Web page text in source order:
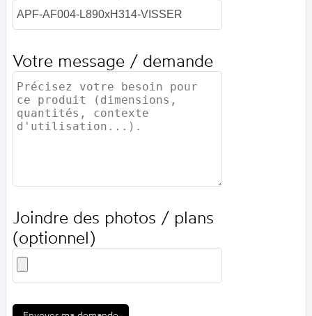
Votre message / demande
Joindre des photos / plans
(optionnel)